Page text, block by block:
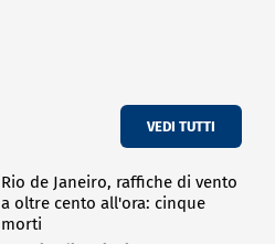
VEDI TUTTI
Rio de Janeiro, raffiche di vento
a oltre cento all'ora: cinque
morti